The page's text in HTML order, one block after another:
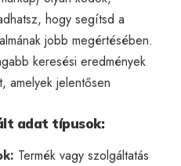
hogy segítsd a
jobb megértésében.
keresési eredmények
amelyek jelentősen
adat típusok:
Termék vagy szolgáltatás